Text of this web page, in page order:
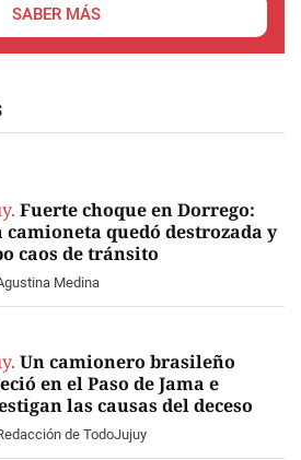
SABER MÁS
Fuerte choque en Dorrego:
camioneta quedó destrozada y
caos de tránsito
Medina
Un camionero brasileño
en el Paso de Jama e
las causas del deceso
de TodoJujuy